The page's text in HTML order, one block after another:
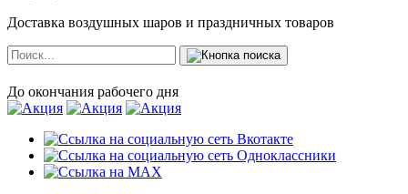
Доставка воздушных шаров и праздничных товаров
До окончания рабочего дня